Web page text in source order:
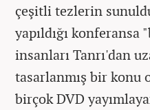
çeşitli tezlerin
yapıldığı konferansa
insanları Tanrı'dan
tasarlanmış bir konu
birçok DVD